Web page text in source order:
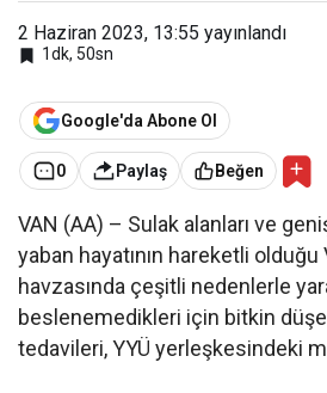
2 Haziran 2023, 13:55 yayınlandı
1dk, 50sn
Google'da Abone Ol
0 Paylaş Beğen
VAN (AA) – Sulak alanları ve
yaban hayatının hareketli olduğu
havzasında çeşitli nedenlerle
beslenemedikleri için bitkin
tedavileri, YYÜ yerleşkesindeki